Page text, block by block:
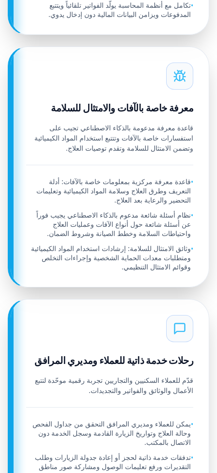
•تكامل مع أنظمة المحاسبة يولّد الفواتير تلقائياً ويتتبع
المدفوعات ويزامن البيانات المالية دون إدخال يدوي.
معرفة خاصة بالآفات والامتثال للسلامة
قاعدة معرفة مدعومة بالذكاء الاصطناعي تجيب على
استفسارات خاصة بالآفات وتتتبع استخدام المواد الكيميائية
وتضمن الامتثال للسلامة وتقدم توصيات العلاج.
•قاعدة معرفة مركزية بمعلومات خاصة بالآفات: أدلة
التعريف وطرق العلاج وسلامة المواد الكيميائية وتعليمات
التحضير والرعاية بعد العلاج.
•نظام أسئلة شائعة مدعوم بالذكاء الاصطناعي يجيب فوراً
عن أسئلة شائعة حول أنواع الآفات وعمليات العلاج
واحتياطات السلامة وخطط الصيانة وشروط الضمان.
•وثائق الامتثال للسلامة: إرشادات استخدام المواد الكيميائية
ومتطلبات معدات الحماية الشخصية وإجراءات التخلص
وقوائم الامتثال التنظيمي.
رحلات خدمة ذاتية للعملاء ومديري المرافق
قدّم للعملاء السكنيين والتجاريين تجربة رقمية موحّدة لتتبع
الأعمال والوثائق والفواتير والتجديدات.
•يمكن للعملاء ومديري المرافق التحقق من جداول الفحص
وحالة العلاج وتواريخ الزيارة القادمة وسجل الخدمة دون
الاتصال بالمكتب.
•تدفقات خدمة ذاتية لحجز أو إعادة جدولة الزيارات وطلب
التقديرات ورفع تعليمات الوصول ومشاركة صور مناطق